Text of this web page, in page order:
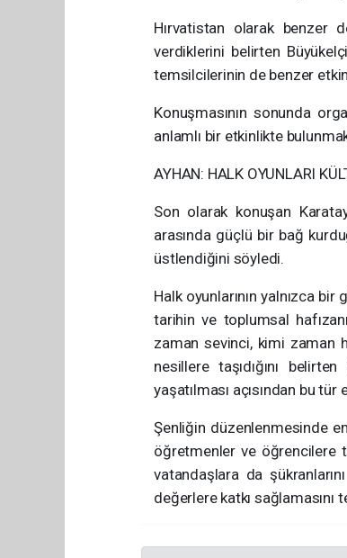
Hırvatistan olarak benzer
verdiklerini belirten
temsilcilerinin de benzer
Konuşmasının sonunda
anlamlı bir etkinlikte
AYHAN: HALK OYUNLARI
Son olarak konuşan
arasında güçlü bir bağ
üstlendiğini söyledi.
Halk oyunlarının yalnızca
tarihin ve toplumsal
zaman sevinci, kimi zaman
nesillere taşıdığını
yaşatılması açısından bu tür
Şenliğin düzenlenmesinde
öğretmenler ve öğrencilere
vatandaşlara da
değerlere katkı